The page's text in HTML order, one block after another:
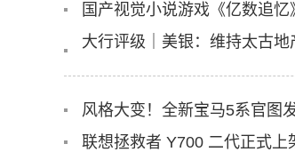
国产视觉小说游戏《亿数追忆
大行评级｜美银：维持太古地
风格大变！全新宝马5系官图
联想拯救者 Y700 二代正式上